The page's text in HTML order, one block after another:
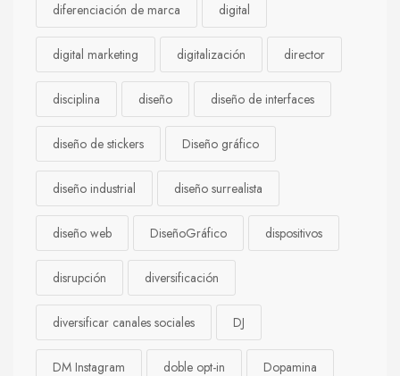
diferenciación de marca digital
digital marketing digitalización director
disciplina diseño diseño de interfaces
diseño de stickers Diseño gráfico
diseño industrial diseño surrealista
diseño web DiseñoGráfico dispositivos
disrupción diversificación
diversificar canales sociales DJ
DM Instagram doble opt-in Dopamina